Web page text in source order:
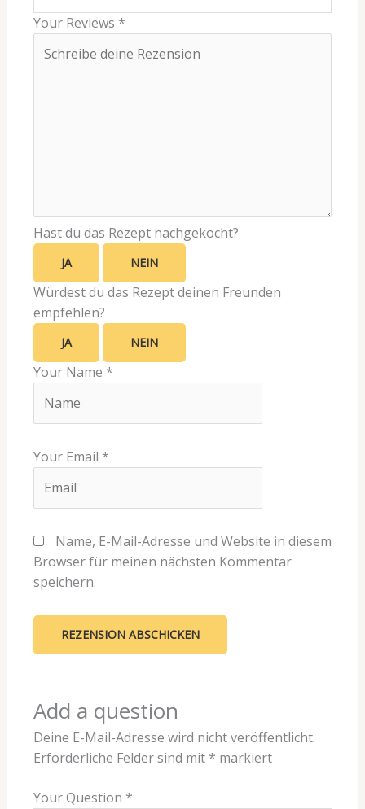
Your Reviews *
Hast du das Rezept nachgekocht?
JA NEIN
Würdest du das Rezept deinen Freunden
empfehlen?
JA NEIN
Your Name *
Your Email *
Name, E-Mail-Adresse und Website in diesem
Browser für meinen nächsten Kommentar
speichern.
Add a question
Deine E-Mail-Adresse wird nicht veröffentlicht.
Erforderliche Felder sind mit * markiert
Your Question *